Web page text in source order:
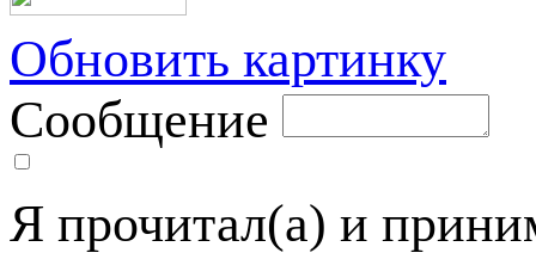
Обновить картинку
Сообщение
Я прочитал(а) и